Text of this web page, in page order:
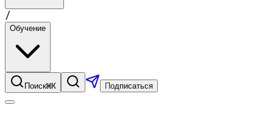
/
Обучение
Поиск⌘K Подписаться